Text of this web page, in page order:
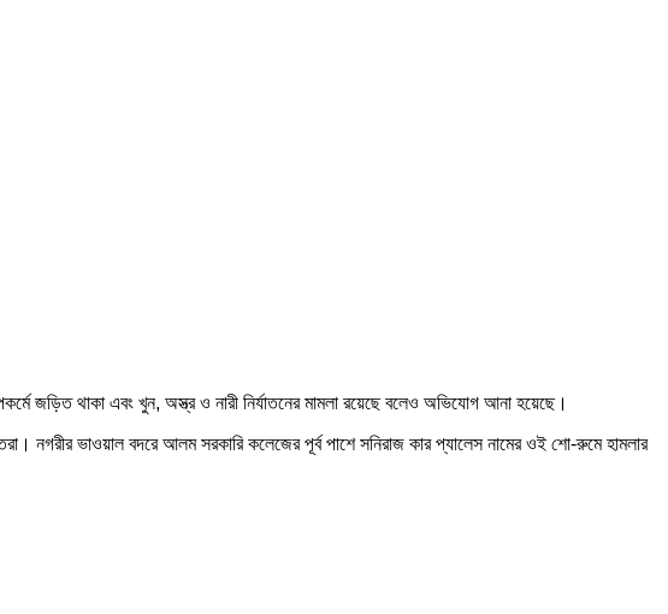
জড়িত থাকা এবং খুন, অস্ত্র ও নারী নির্যাতনের মামলা রয়েছে বলেও অভিযোগ আনা হয়েছে।
নগরীর ভাওয়াল বদরে আলম সরকারি কলেজের পূর্ব পাশে সনিরাজ কার প্যালেস নামের ওই শো-রুমে হামলার